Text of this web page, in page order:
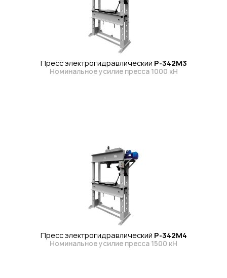
Пресс электрогидравлический Р-342М3
Номинальное усилие пресса 1000 кН
Пресс электрогидравлический Р-342М4
Номинальное усилие пресса 1500 кН